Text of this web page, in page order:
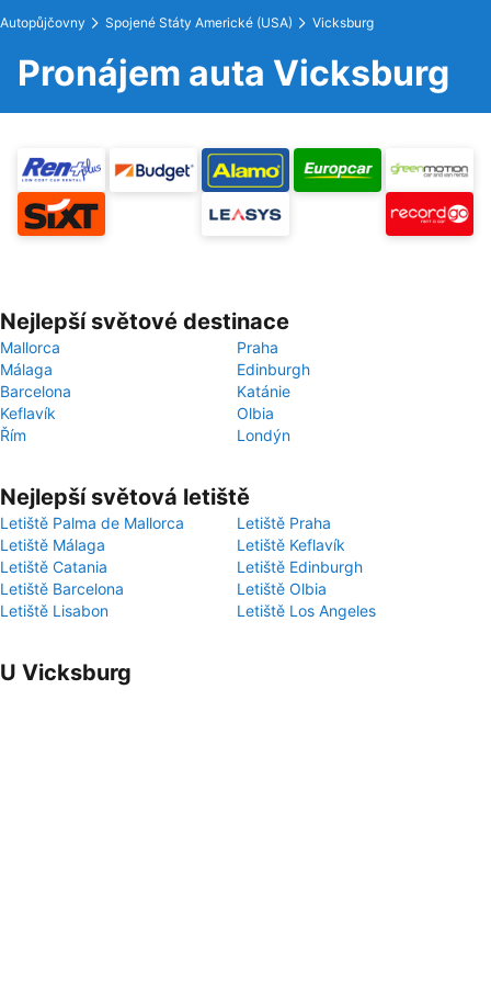
Autopůjčovny Spojené Státy Americké (USA) Vicksburg
Pronájem auta Vicksburg
Nejlepší světové destinace
Mallorca
Praha
Málaga
Edinburgh
Barcelona
Katánie
Keflavík
Olbia
Řím
Londýn
Nejlepší světová letiště
Letiště Palma de Mallorca
Letiště Praha
Letiště Málaga
Letiště Keflavík
Letiště Catania
Letiště Edinburgh
Letiště Barcelona
Letiště Olbia
Letiště Lisabon
Letiště Los Angeles
U Vicksburg